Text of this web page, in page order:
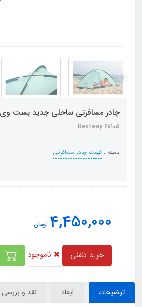
چادر مسافرتی ساحلی جدید بست وی
Bestway 68105
دسته : قیمت چادر مسافرتی
4,450,000 تومان
خرید تلفنی ناموجود
توضیحات ابعاد نقد و بررسی